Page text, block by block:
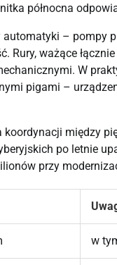
północna
– pompy
ważące
W
pigami –
między
po letnie
przy
w